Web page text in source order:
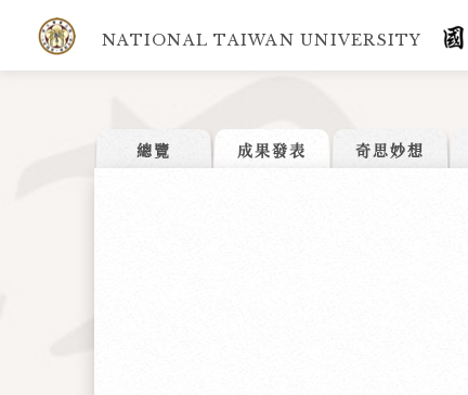
NATIONAL TAIWAN UNIVERSITY
總覽 成果發表 奇思妙想